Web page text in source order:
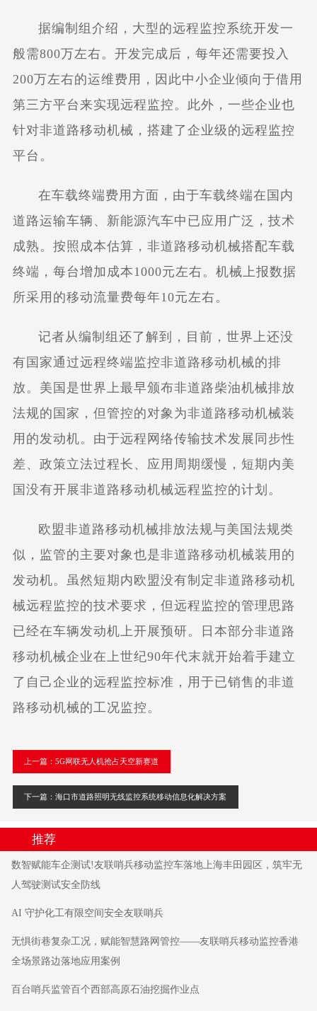
据编制组介绍，大型的远程监控系统开发一
般需800万左右。开发完成后，每年还需要投入
200万左右的运维费用，因此中小企业倾向于借用
第三方平台来实现远程监控。此外，一些企业也
针对非道路移动机械，搭建了企业级的远程监控
平台。
在车载终端费用方面，由于车载终端在国内
道路运输车辆、新能源汽车中已应用广泛，技术
成熟。按照成本估算，非道路移动机械搭配车载
终端，每台增加成本1000元左右。机械上报数据
所采用的移动流量费每年10元左右。
记者从编制组还了解到，目前，世界上还没
有国家通过远程终端监控非道路移动机械的排
放。美国是世界上最早颁布非道路柴油机械排放
法规的国家，但管控的对象为非道路移动机械装
用的发动机。由于远程网络传输技术发展同步性
差、政策立法过程长、应用周期缓慢，短期内美
国没有开展非道路移动机械远程监控的计划。
欧盟非道路移动机械排放法规与美国法规类
似，监管的主要对象也是非道路移动机械装用的
发动机。虽然短期内欧盟没有制定非道路移动机
械远程监控的技术要求，但远程监控的管理思路
已经在车辆发动机上开展预研。日本部分非道路
移动机械企业在上世纪90年代末就开始着手建立
了自己企业的远程监控标准，用于已销售的非道
路移动机械的工况监控。
上一篇：5G网联无人机抢占天空新赛道
下一篇：海口市道路照明无线监控系统移动信息化解决方案
推荐
数智赋能车企测试!友联哨兵移动监控车落地上海丰田园区，筑牢无
人驾驶测试安全防线
AI 守护化工有限空间安全友联哨兵
无惧街巷复杂工况，赋能智慧路网管控——友联哨兵移动监控香港
全场景路边落地应用案例
百台哨兵监管百个西部高原石油挖掘作业点